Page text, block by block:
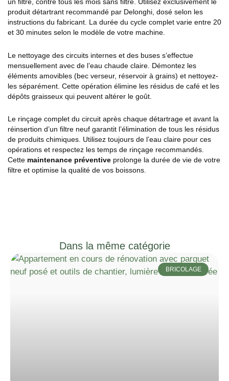
produit détartrant recommandé par Delonghi, dosé selon les
instructions du fabricant. La durée du cycle complet varie entre 20
et 30 minutes selon le modèle de votre machine.
Le nettoyage des circuits internes et des buses s’effectue
mensuellement avec de l’eau chaude claire. Démontez les
éléments amovibles (bec verseur, réservoir à grains) et nettoyez-
les séparément. Cette opération élimine les résidus de café et les
dépôts graisseux qui peuvent altérer le goût.
Le rinçage complet du circuit après chaque détartrage et avant la
réinsertion d’un filtre neuf garantit l’élimination de tous les résidus
de produits chimiques. Utilisez toujours de l’eau claire pour ces
opérations et respectez les temps de rinçage recommandés.
Cette maintenance préventive prolonge la durée de vie de votre
filtre et optimise la qualité de vos boissons.
Dans la même catégorie
BRICOLAGE